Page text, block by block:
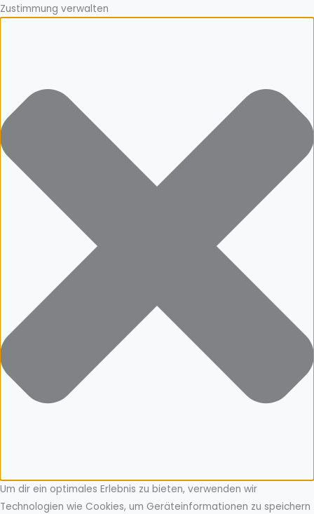
Zustimmung verwalten
Um dir ein optimales Erlebnis zu bieten, verwenden wir
Technologien wie Cookies, um Geräteinformationen zu speichern